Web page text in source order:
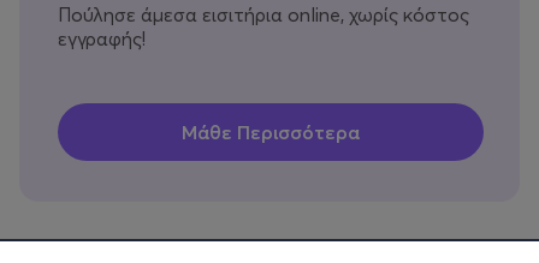
Πούλησε άμεσα εισιτήρια online, χωρίς κόστος
εγγραφής!